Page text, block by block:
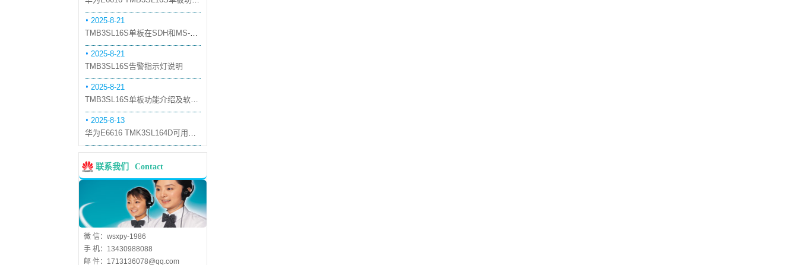
2025-8-21
TMB3SL16S单板在SDH和MS-OTN模式下的应用
2025-8-21
TMB3SL16S告警指示灯说明
2025-8-21
TMB3SL16S单板功能介绍及软件配套
2025-8-13
华为E6616 TMK3SL164D可用万兆光模块
联系我们 Contact
微 信：wsxpy-1986
手 机：13430988088
邮 件：1713136078@qq.com